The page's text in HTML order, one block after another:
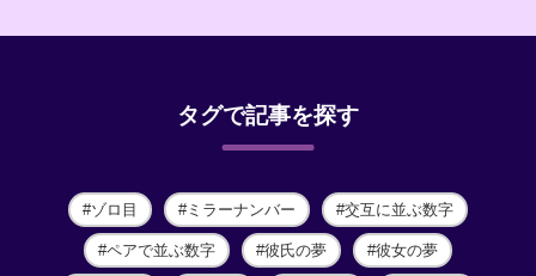
タグで記事を探す
ゾロ目 ミラーナンバー 交互に並ぶ数字
ペアで並ぶ数字 彼氏の夢 彼女の夢